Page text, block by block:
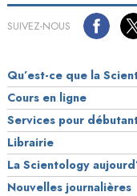
SUIVEZ-NOUS
Qu’est-ce que la
Cours en ligne
Services pour
Librairie
La Scientology
Nouvelles journalières